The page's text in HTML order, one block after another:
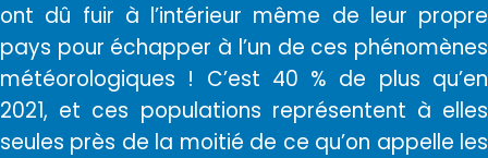
ont dû fuir à l’intérieur même de leur propre
pays pour échapper à l’un de ces phénomènes
météorologiques ! C’est 40 % de plus qu’en
2021, et ces populations représentent à elles
seules près de la moitié de ce qu’on appelle les